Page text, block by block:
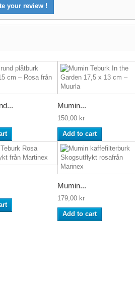
your review !
Mumin...
150,00 kr
Add to cart
Mumin...
179,00 kr
Add to cart